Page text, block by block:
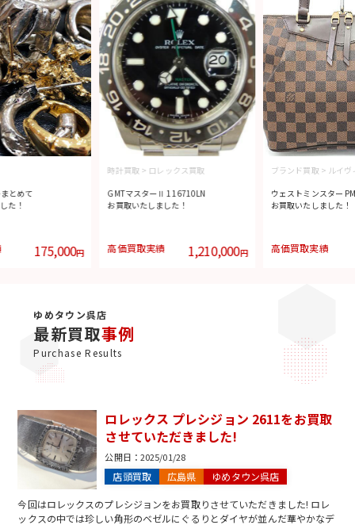
とめて
た！
175,000円
時計買取 > ロレックス買取
GMTマスターⅡ 116710LN
お買取いたしました！
高価買取実績 1,210,000円
ブランド買取 > ルイヴ
ウェストミンスター
お買取いたしました！
高価買取実績
ゆめタウン呉店
最新買取事例
Purchase Results
ロレックス プレシジョン 2611をお買取
させていただきました!
公開日： 2025/01/28
店頭買取 広島県 ゆめタウン呉店
今回はロレックスのプレシジョンをお買取りさせていただきました! ロレ
ックスの中では珍しい角形のベゼルにぐるりとダイヤが並んだ華やかなデ